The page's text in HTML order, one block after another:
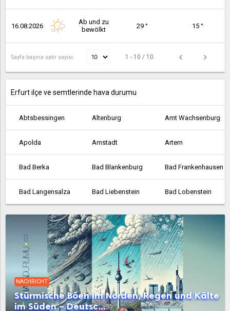
16.08.2026
Ab und zu
bewölkt
29 ° 15 °
Sayfa başına satır sayısı: 1 - 10 / 10
Erfurt ilçe ve semtlerinde hava durumu
Abtsbessingen Altenburg Amt Wachsenburg
Apolda Arnstadt Artern
Bad Berka Bad Blankenburg Bad Frankenhausen
Bad Langensalza Bad Liebenstein Bad Lobenstein
Bad Salzungen Berliner Platz Bindersleben
Bischleben Blankenhain Bleicherode
Brotterode-Trusetal Dornburg-Camburg Drei Gleichen
Eisenach Eisenberg Eisfeld
NACHRICHT
Stürmische Böen im Norden, Regen und Kälte
im Süden – Deutsc...